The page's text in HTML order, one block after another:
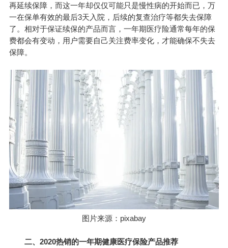
再延续保障，而这一年却仅仅可能只是慢性病的开始而已， 万
一在保单有效的最后3天入院，后续的复查治疗等都失去保障
了。相对于保证续保的产品而言，一年期医疗险通常每年的保
费都会有变动，用户需要自己关注费率变化，才能确保不失去
保障。
图片来源：pixabay
二、2020热销的一年期健康医疗保险产品推荐